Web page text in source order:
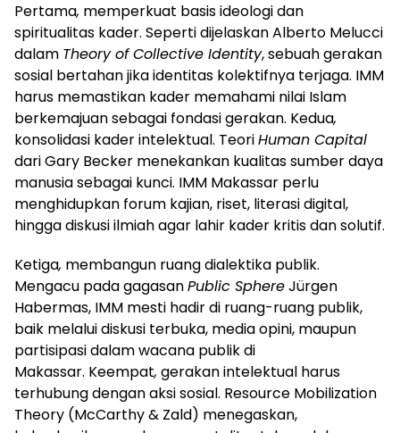
Pertama, memperkuat basis ideologi dan
spiritualitas kader. Seperti dijelaskan Alberto Melucci
dalam Theory of Collective Identity, sebuah gerakan
sosial bertahan jika identitas kolektifnya terjaga. IMM
harus memastikan kader memahami nilai Islam
berkemajuan sebagai fondasi gerakan. Kedua,
konsolidasi kader intelektual. TeoriHuman Capital
dari Gary Becker menekankan kualitas sumber daya
manusia sebagai kunci. IMM Makassar perlu
menghidupkan forum kajian, riset, literasi digital,
hingga diskusi ilmiah agar lahir kader kritis dan solutif.
Ketiga, membangun ruang dialektika publik.
Mengacu pada gagasanPublic SphereJürgen
Habermas, IMM mesti hadir di ruang-ruang publik,
baik melalui diskusi terbuka, media opini, maupun
partisipasi dalam wacana publik di
Makassar. Keempat, gerakan intelektual harus
terhubung dengan aksi sosial. Resource Mobilization
Theory (McCarthy & Zald) menegaskan,